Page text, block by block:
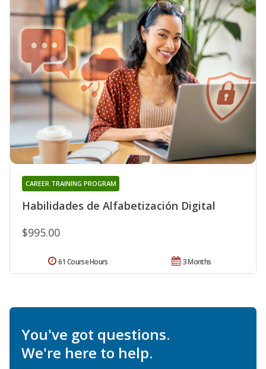
Habilidades de Alfabetización Digital
CAREER TRAINING PROGRAM
$995.00
3 Months
61 Course Hours
You've got questions.
We're here to help.